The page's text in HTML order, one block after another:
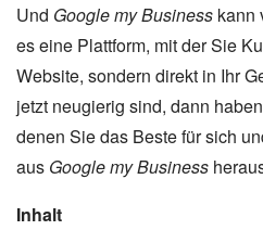
Und Google my Business kann
es eine Plattform, mit der Sie
Website, sondern direkt in Ihr
jetzt neugierig sind, dann
denen Sie das Beste für sich
aus Google my Business
Inhalt